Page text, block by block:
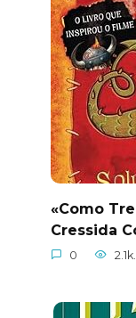
«Como
Cressida
0 2.1k.